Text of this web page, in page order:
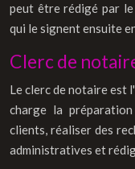
peut être rédigé par
qui le signent ensuite
Clerc de
Le clerc de notaire est
charge la
clients, réaliser des
administratives et